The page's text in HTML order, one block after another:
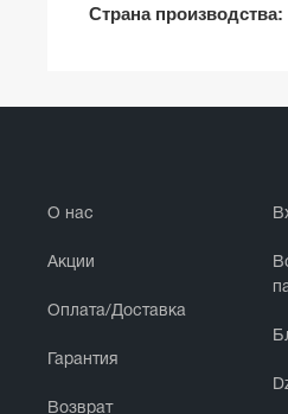
Страна производства:
О нас
Акции
Оплата/Доставка
Гарантия
Возврат